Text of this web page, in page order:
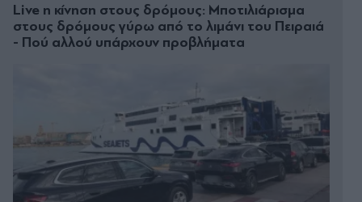
Live η κίνηση στους δρόμους: Μποτιλιάρισμα
στους δρόμους γύρω από το λιμάνι του Πειραιά
- Πού αλλού υπάρχουν προβλήματα